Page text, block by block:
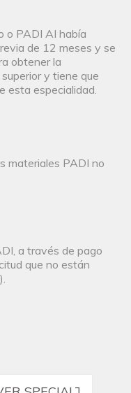
o PADI AI había
de 12 meses y se
obtener la
y tiene que
esta especialidad.
materiales PADI no
a través de pago
que no están